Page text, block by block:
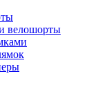
велошорты